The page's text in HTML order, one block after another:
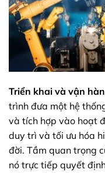
Triển khai và vận
trình đưa một hệ
và tích hợp vào hoạt
duy trì và tối ưu hóa
đời. Tầm quan trọng
nó trực tiếp quyết